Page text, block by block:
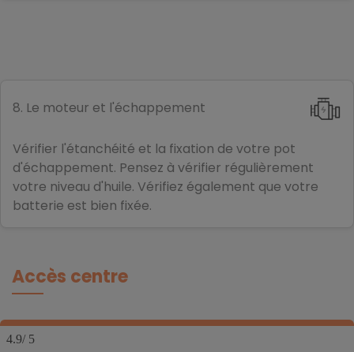
8. Le moteur et l'échappement
Vérifier l'étanchéité et la fixation de votre pot
d'échappement. Pensez à vérifier régulièrement
votre niveau d'huile. Vérifiez également que votre
batterie est bien fixée.
Accès centre